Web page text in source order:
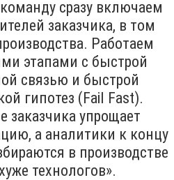
сразу включаем
заказчика, в том
Работаем
этапами с быстрой
связью и быстрой
гипотез (Fail Fast).
заказчика упрощает
а аналитики к концу
в производстве
технологов».